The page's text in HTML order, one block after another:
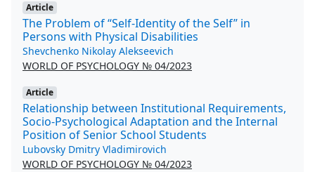
Article
The Problem of “Self-Identity of the Self” in
Persons with Physical Disabilities
Shevchenko Nikolay Alekseevich
WORLD OF PSYCHOLOGY № 04/2023
Article
Relationship between Institutional Requirements,
Socio-Psychological Adaptation and the Internal
Position of Senior School Students
Lubovsky Dmitry Vladimirovich
WORLD OF PSYCHOLOGY № 04/2023